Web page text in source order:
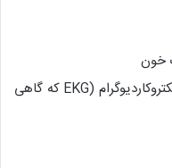
خون
آزمایش فعالیت الکتریکی قلب با الکتروکاردیوگرام (EKG که گاهی